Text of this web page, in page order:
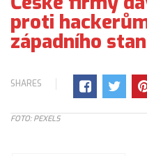
proti
západního
SHARES
FOTO: PEXELS